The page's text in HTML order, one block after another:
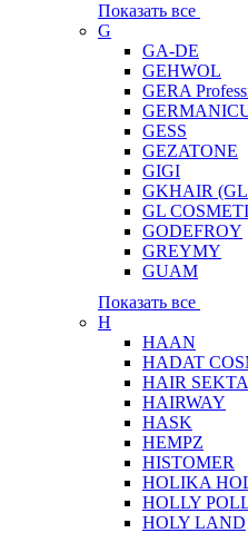
Показать все
G
GA-DE
GEHWOL
GERA
GESS
GEZATONE
GIGI
GKHAIR
GL
GODEFROY
GREYMY
GUAM
Показать все
H
HAAN
HADAT
HAIR SEKTA
HAIRWAY
HASK
HEMPZ
HISTOMER
HOLIKA
HOLLY
HOLY LAND